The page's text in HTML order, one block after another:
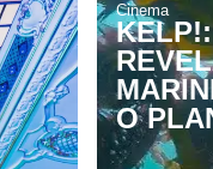
Cinema
O